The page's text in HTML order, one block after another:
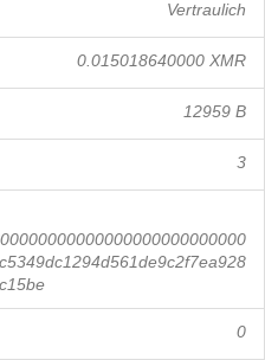
Vertraulich
0.015018640000 XMR
12959 B
3
0